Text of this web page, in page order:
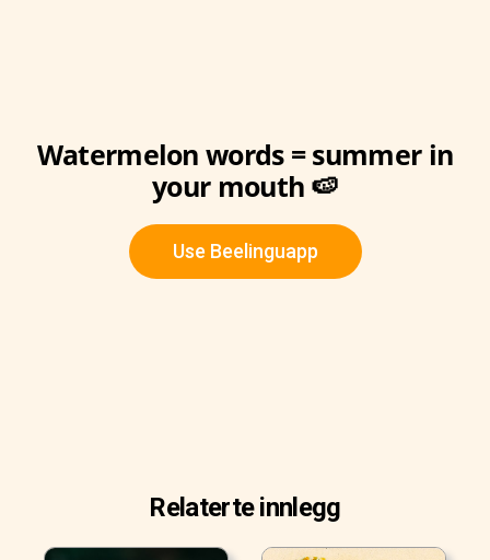
Watermelon words = summer in
your mouth 🍉
Use Beelinguapp
Relaterte innlegg